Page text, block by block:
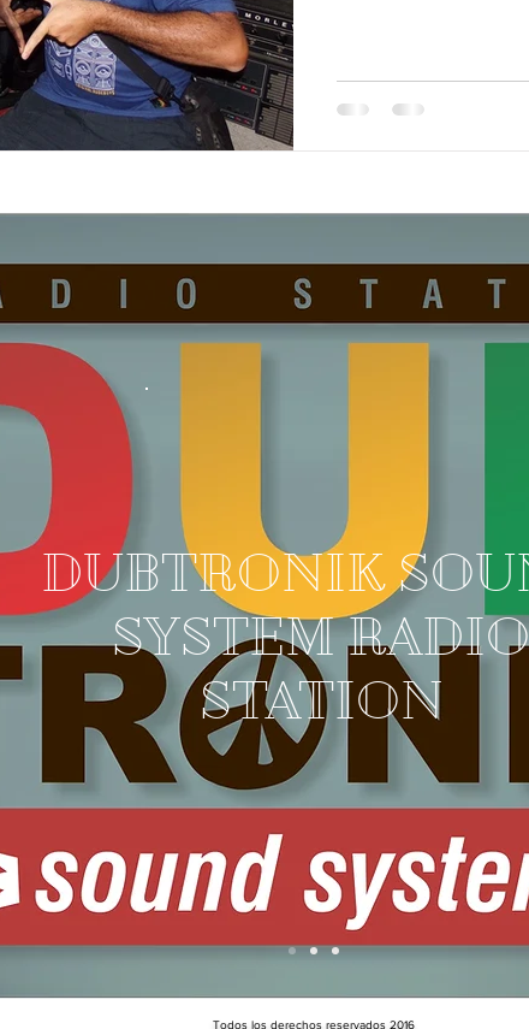
DUBTRONIK
SYSTEM RADIO
STATION
Todos los derechos reservados 2016